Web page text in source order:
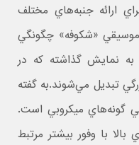
ارائه جنبه‌هاي مختلف
موسيقي «شكوفه» چگونگي
به نمايش گذاشته كه در
تبديل مي‌شوند.به گفته
گونه‌هاي ميكروبي است.
با وفور بيشتر مرتبط